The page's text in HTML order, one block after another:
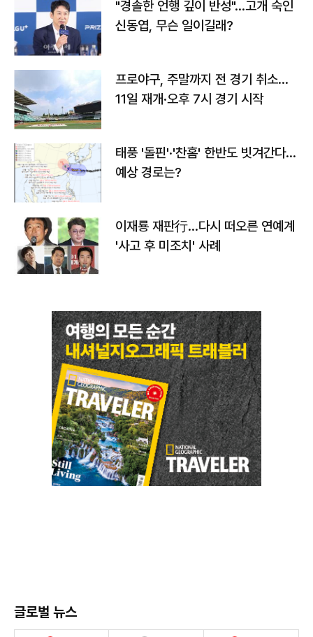
"경솔한 언행 깊이 반성"…고개 숙인
신동엽, 무슨 일이길래?
프로야구, 주말까지 전 경기 취소…
11일 재개·오후 7시 경기 시작
태풍 '돌핀'·'찬홈' 한반도 빗겨간다…
예상 경로는?
이재룡 재판行…다시 떠오른 연예계
'사고 후 미조치' 사례
글로벌 뉴스